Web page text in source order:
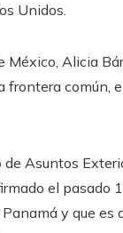
Unidos.
Alicia
frontera
Asuntos
el pasado
y que